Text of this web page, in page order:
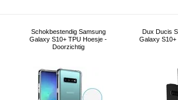
Schokbestendig Samsung
Galaxy S10+ TPU Hoesje -
Doorzichtig
Dux Ducis
Galaxy